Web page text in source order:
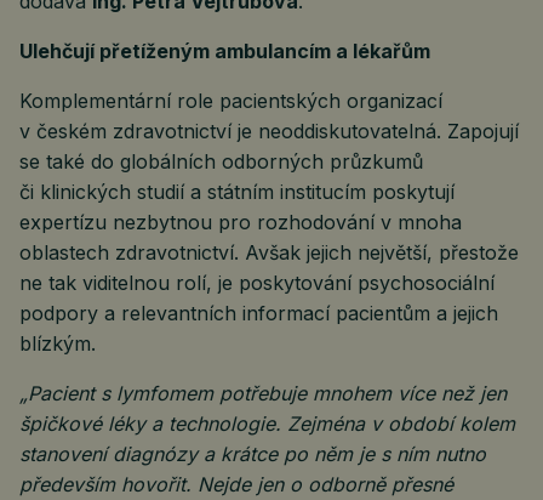
Ulehčují přetíženým ambulancím a lékařům
Komplementární role pacientských organizací
v českém zdravotnictví je neoddiskutovatelná. Zapojují
se také do globálních odborných průzkumů
či klinických studií a státním institucím poskytují
expertízu nezbytnou pro rozhodování v mnoha
oblastech zdravotnictví. Avšak jejich největší, přestože
ne tak viditelnou rolí, je poskytování psychosociální
podpory a relevantních informací pacientům a jejich
blízkým.
„Pacient s lymfomem potřebuje mnohem více než jen
špičkové léky a technologie. Zejména v období kolem
stanovení diagnózy a krátce po něm je s ním nutno
především hovořit. Nejde jen o odborně přesné